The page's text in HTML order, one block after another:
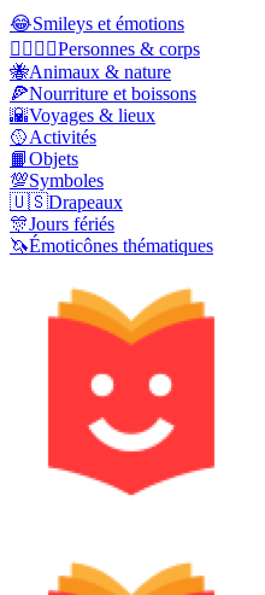
😂Smileys et émotions
👩‍❤️‍💋‍👨Personnes & corps
🐝Animaux & nature
🍕Nourriture et boissons
🌇Voyages & lieux
🥎Activités
📙Objets
💯Symboles
🇺🇸Drapeaux
🎊Jours fériés
🦄Émoticônes thématiques